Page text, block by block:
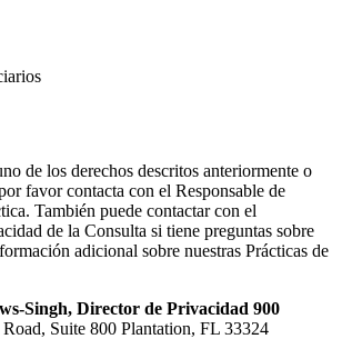
de los derechos descritos anteriormente o
favor contacta con el Responsable de
También puede contactar con el
de la Consulta si tiene preguntas sobre
adicional sobre nuestras Prácticas de
Singh, Director de Privacidad 900
Suite 800 Plantation, FL 33324